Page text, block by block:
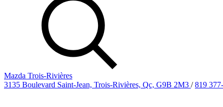
Mazda Trois-Rivières
3135 Boulevard Saint-Jean, Trois-Rivières, Qc, G9B 2M3 / 819